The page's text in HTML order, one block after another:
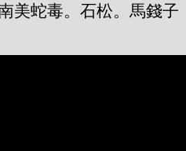
美蛇毒。石松。馬錢子